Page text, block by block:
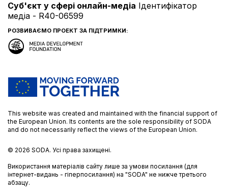
Cуб'єкт у сфері онлайн-медіа Ідентифікатор
медіа - R40-06599
РОЗВИВАЄМО ПРОЕКТ ЗА ПІДТРИМКИ:
This website was created and maintained with the financial support of
the European Union. Its contents are the sole responsibility of SODA
and do not necessarily reflect the views of the European Union.
© 2026 SODA. Усі права захищені.
Використання матеріалів сайту лише за умови посилання (для
інтернет-видань - гіперпосилання) на "SODA" не нижче третього
абзацу.